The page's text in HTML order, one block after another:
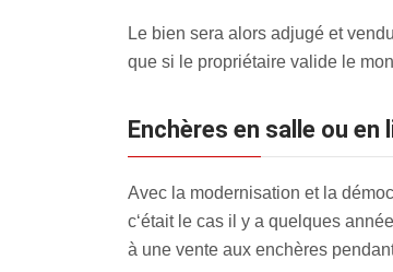
Le bien sera alors adjugé et
que si le propriétaire valide le
Enchères en salle ou
Avec la modernisation et la
c‘était le cas il y a quelques
à une vente aux enchères